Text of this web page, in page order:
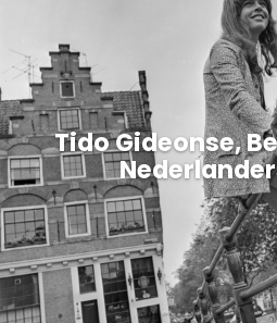
Tido Gideonse,